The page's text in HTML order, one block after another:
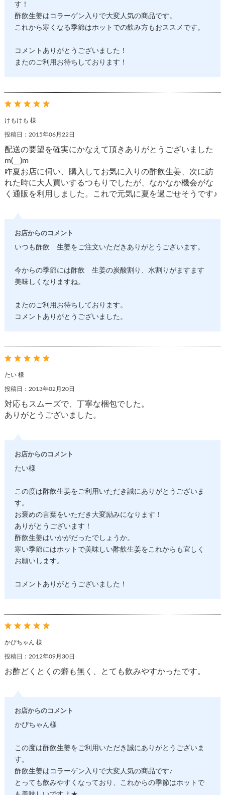
す！
酢飲生姜はコラーゲン入りで大変人気の商品です。
これから寒くなる季節はホットでの飲み方もおススメです。
コメントありがとうございました！
またのご利用お待ちしております！
けもけも 様
投稿日：2015年06月22日
配送の要望を確実にかなえて頂きありがとうございました
m(__)m
咋夏お店に伺い、購入してお気に入りの酢飲生姜、次に訪
れた時に大人買いするつもりでしたが、なかなか機会がな
く通販を利用しました。これで元気に夏を過ごせそうです♪
お店からのコメント
いつも酢飲 生姜をご注文いただきありがとうございます。
今からの季節には酢飲 生姜の炭酸割り、水割りがますます
美味しくなりますね。
またのご利用お待ちしております。
コメントありがとうございました。
たい 様
投稿日：2013年02月20日
対応もスムーズで、丁寧な梱包でした。
ありがとうございました。
お店からのコメント
たい様
この度は酢飲生姜をご利用いただき誠にありがとうございま
す。
お褒めの言葉をいただき大変励みになります！
ありがとうございます！
酢飲生姜はいかがだったでしょうか。
寒い季節にはホットで美味しい酢飲生姜をこれからも宜しく
お願いします。
コメントありがとうございました！
かぴちゃん 様
投稿日：2012年09月30日
お酢どくとくの癖も無く、とても飲みやすかったです。
お店からのコメント
かぴちゃん様
この度は酢飲生姜をご利用いただき誠にありがとうございま
す。
酢飲生姜はコラーゲン入りで大変人気の商品です♪
とっても飲みやすくなっており、これからの季節はホットで